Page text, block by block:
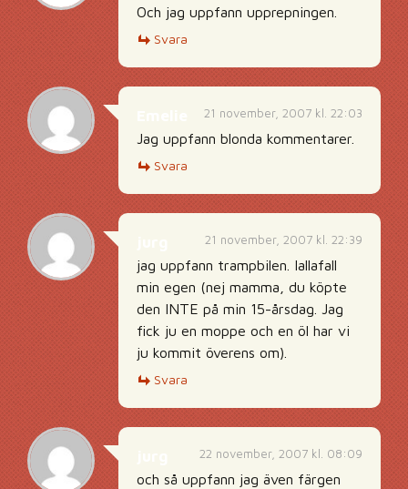
Och jag uppfann upprepningen.
Svara
21 november, 2007 kl. 22:03
Jag uppfann blonda kommentarer.
Svara
21 november, 2007 kl. 22:39
jag uppfann trampbilen. Iallafall
min egen (nej mamma, du köpte
den INTE på min 15-årsdag. Jag
fick ju en moppe och en öl har vi
ju kommit överens om).
Svara
22 november, 2007 kl. 08:09
och så uppfann jag även färgen